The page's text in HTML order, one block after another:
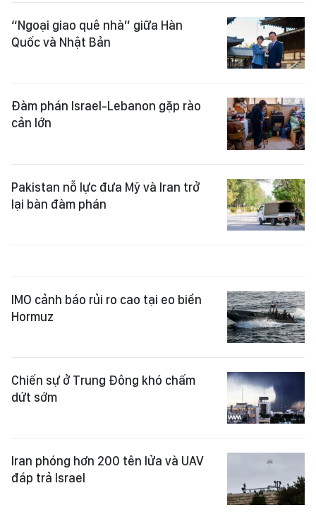
“Ngoại giao quê nhà” giữa Hàn
Quốc và Nhật Bản
Đàm phán Israel-Lebanon gặp rào
cản lớn
Pakistan nỗ lực đưa Mỹ và Iran trở
lại bàn đàm phán
IMO cảnh báo rủi ro cao tại eo biển
Hormuz
Chiến sự ở Trung Đông khó chấm
dứt sớm
Iran phóng hơn 200 tên lửa và UAV
đáp trả Israel